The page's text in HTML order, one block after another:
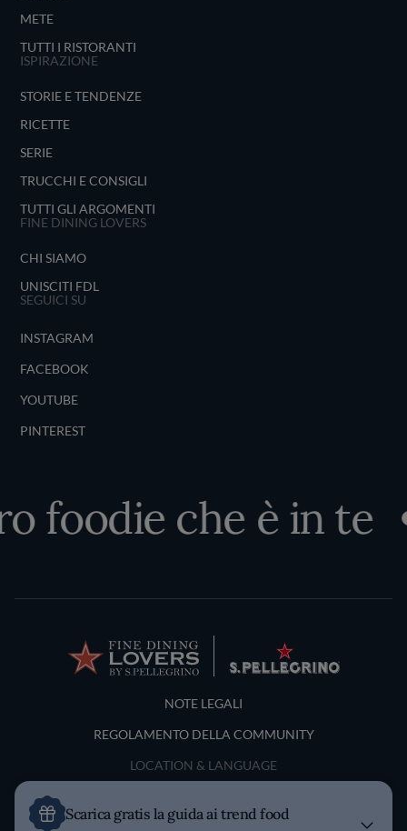
METE
TUTTI I RISTORANTI
ISPIRAZIONE
STORIE E TENDENZE
RICETTE
SERIE
TRUCCHI E CONSIGLI
TUTTI GLI ARGOMENTI
FINE DINING LOVERS
CHI SIAMO
UNISCITI FDL
SEGUICI SU
INSTAGRAM
FACEBOOK
YOUTUBE
PINTEREST
che è in te
Terms and Conditions
NOTE LEGALI
REGOLAMENTO DELLA COMMUNITY
LOCATION & LANGUAGE
Scarica gratis la guida ai trend food